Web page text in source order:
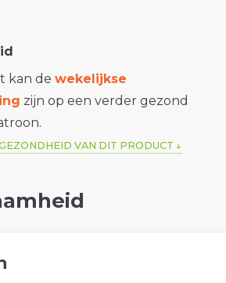
kan de wekelijkse
zijn op een verder gezond
VAN DIT PRODUCT